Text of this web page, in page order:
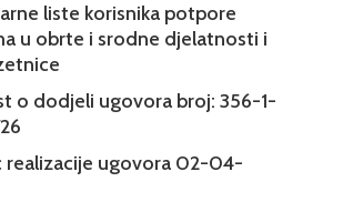
liste korisnika potpore
u obrte i srodne djelatnosti i
o dodjeli ugovora broj: 356-1-
realizacije ugovora 02-04-